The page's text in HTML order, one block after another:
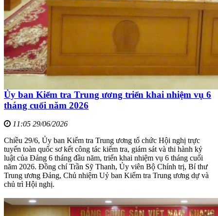
Ủy ban Kiểm tra Trung ương triển khai nhiệm vụ 6
tháng cuối năm 2026
11:05 29/06/2026
Chiều 29/6, Ủy ban Kiểm tra Trung ương tổ chức Hội nghị trực
tuyến toàn quốc sơ kết công tác kiểm tra, giám sát và thi hành kỷ
luật của Đảng 6 tháng đầu năm, triển khai nhiệm vụ 6 tháng cuối
năm 2026. Đồng chí Trần Sỹ Thanh, Ủy viên Bộ Chính trị, Bí thư
Trung ương Đảng, Chủ nhiệm Uỷ ban Kiểm tra Trung ương dự và
chủ trì Hội nghị.